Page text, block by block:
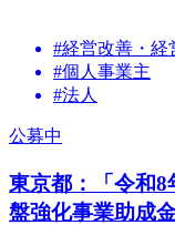
#経営改善・経
#個人事業主
#法人
公募中
東京都：「令和
盤強化事業助成